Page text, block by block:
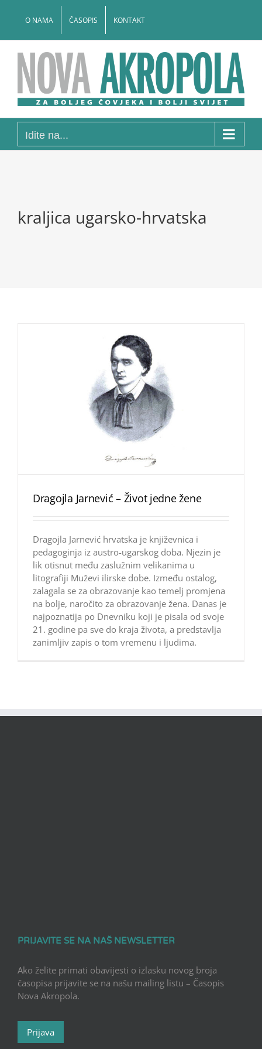
O NAMA ČASOPIS KONTAKT
Idite na...
kraljica ugarsko-hrvatska
Dragojla Jarnević – Život jedne žene
Dragojla Jarnević hrvatska je književnica i
pedagoginja iz austro-ugarskog doba. Njezin je
lik otisnut među zaslužnim velikanima u
litografiji Muževi ilirske dobe. Između ostalog,
zalagala se za obrazovanje kao temelj promjena
na bolje, naročito za obrazovanje žena. Danas je
najpoznatija po Dnevniku koji je pisala od svoje
21. godine pa sve do kraja života, a predstavlja
zanimljiv zapis o tom vremenu i ljudima.
PRIJAVITE SE NA NAŠ NEWSLETTER
Ako želite primati obavijesti o izlasku novog broja
časopisa prijavite se na našu mailing listu – Časopis
Nova Akropola.
Prijava